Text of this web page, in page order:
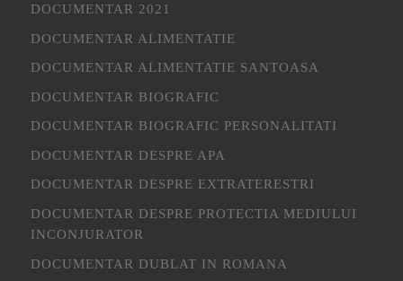
DOCUMENTAR 2021
DOCUMENTAR ALIMENTATIE
DOCUMENTAR ALIMENTATIE SANTOASA
DOCUMENTAR BIOGRAFIC
DOCUMENTAR BIOGRAFIC PERSONALITATI
DOCUMENTAR DESPRE APA
DOCUMENTAR DESPRE EXTRATERESTRI
DOCUMENTAR DESPRE PROTECTIA MEDIULUI
INCONJURATOR
DOCUMENTAR DUBLAT IN ROMANA